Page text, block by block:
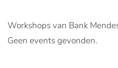
Workshops van Bank
Geen events gevonden.